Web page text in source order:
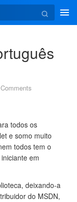
Comments
todos os
e somo muito
todos tem o
em
deixando-a
do MSDN,